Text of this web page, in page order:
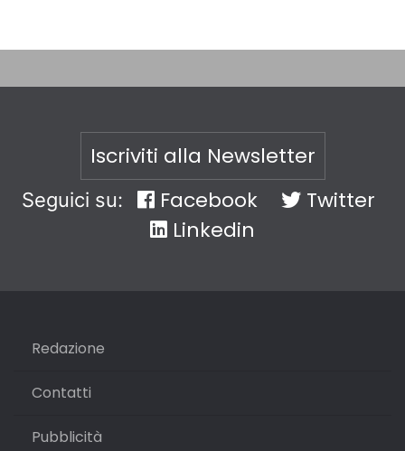
Iscriviti alla Newsletter
Seguici su: Facebook
Twitter
Linkedin
Redazione
Contatti
Pubblicità